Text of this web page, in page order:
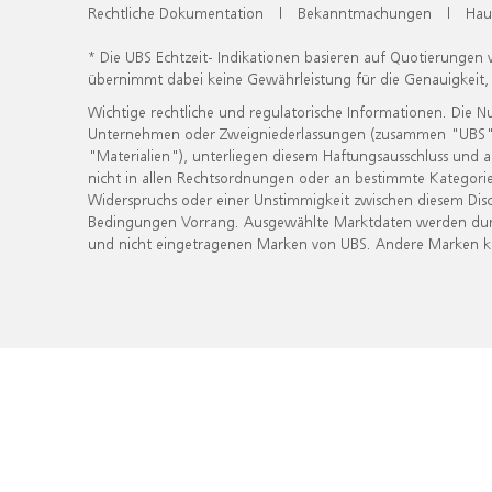
Rechtliche Dokumentation | Bekanntmachungen |
* Die UBS Echtzeit- Indikationen basieren auf
übernimmt dabei keine Gewährleistung für die
Wichtige rechtliche und regulatorische Informationen. Die
Unternehmen oder Zweigniederlassungen (zusammen
"Materialien"), unterliegen diesem Haftungsausschluss
nicht in allen Rechtsordnungen oder an bestimmte
Widerspruchs oder einer Unstimmigkeit zwischen diesem
Bedingungen Vorrang. Ausgewählte Marktdaten werden
und nicht eingetragenen Marken von UBS. Andere Marken